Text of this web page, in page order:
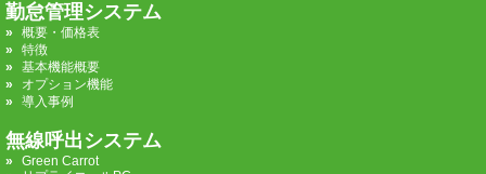
勤怠管理システム
概要・価格表
特徴
基本機能概要
オプション機能
導入事例
無線呼出システム
Green Carrot